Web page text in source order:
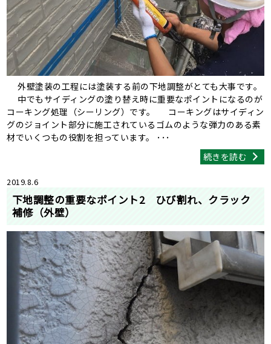
外壁塗装の工程には塗装する前の下地調整がとても大事です。
中でもサイディングの塗り替え時に重要なポイントになるのが
コーキング処理（シーリング）です。 コーキングはサイディン
グのジョイント部分に施工されているゴムのような弾力のある素
材でいくつもの役割を担っています。 ･･･
続きを読む
2019.8.6
下地調整の重要なポイント2 ひび割れ、クラック
補修（外壁）